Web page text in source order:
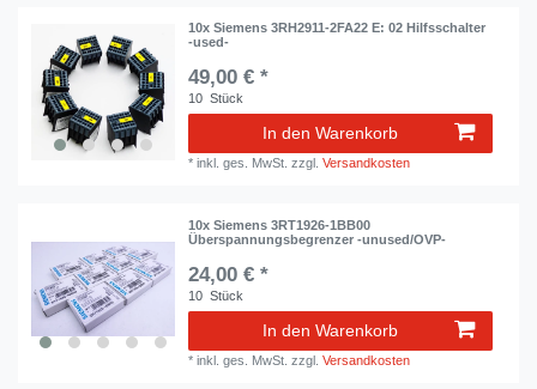
10x Siemens 3RH2911-2FA22 E: 02 Hilfsschalter
-used-
49,00 € *
10 Stück
In den Warenkorb
*inkl. ges. MwSt. zzgl.Versandkosten
10x Siemens 3RT1926-1BB00
Überspannungsbegrenzer -unused/OVP-
24,00 € *
10 Stück
In den Warenkorb
*inkl. ges. MwSt. zzgl.Versandkosten